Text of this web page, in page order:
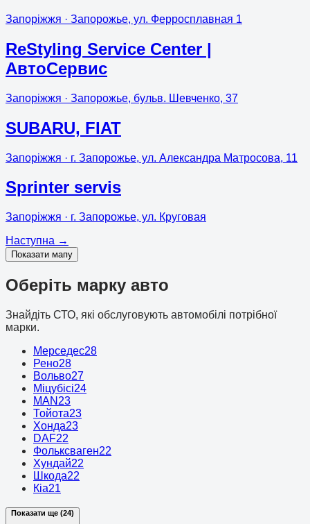
Запоріжжя · Запорожье, ул. Ферросплавная 1
ReStyling Service Center |
АвтоСервис
Запоріжжя · Запорожье, бульв. Шевченко, 37
SUBARU, FIAT
Запоріжжя · г. Запорожье, ул. Александра Матросова, 11
Sprinter servis
Запоріжжя · г. Запорожье, ул. Круговая
Наступна →
Показати мапу
Оберіть марку авто
Знайдіть СТО, які обслуговують автомобілі потрібної
марки.
Мерседес28
Рено28
Вольво27
Міцубісі24
MAN 23
Тойота23
Хонда23
DAF22
Фольксваген22
Хундай22
Шкода22
Кіа21
Показати ще (24)